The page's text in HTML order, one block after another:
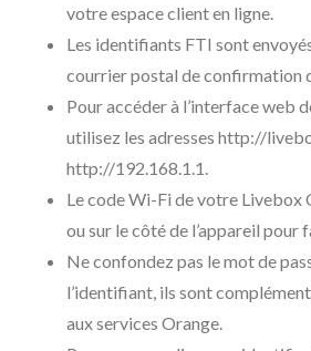
votre espace client en ligne.
Les identifiants FTI sont
courrier postal de confirmation
Pour accéder à l’interface web
utilisez les adresses http://
http://192.168.1.1.
Le code Wi-Fi de votre Livebox
ou sur le côté de l’appareil pour
Ne confondez pas le mot de
l’identifiant, ils sont
aux services Orange.